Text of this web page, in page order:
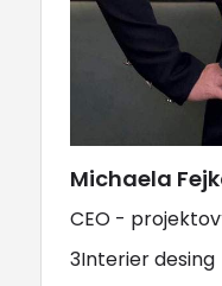
Michaela
CEO -
3Interier desing